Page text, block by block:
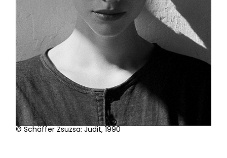
© Schäffer Zsuzsa: Judit, 1990